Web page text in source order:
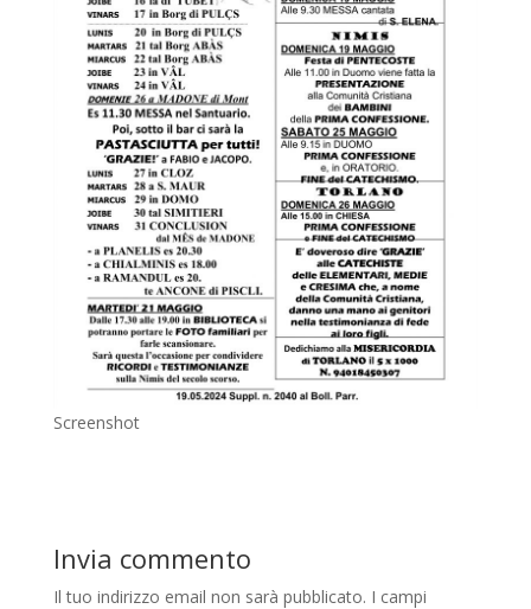
Screenshot
Invia commento
Il tuo indirizzo email non sarà pubblicato. I campi